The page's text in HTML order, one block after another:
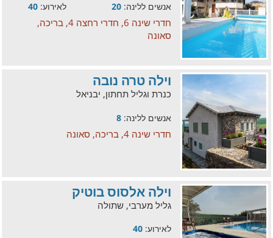
אנשים ללינה: 20 לאירוע: 40
חדרי שינה 6, חדרי רחצה 4, בריכה,
סאונה
וילה טרה נובה
כנרת וגליל תחתון, יבניאל
אנשים ללינה: 8
חדרי שינה 4, בריכה, סאונה
וילה אלסוס בוטיק
גליל מערבי, שתולה
לאירוע: 40